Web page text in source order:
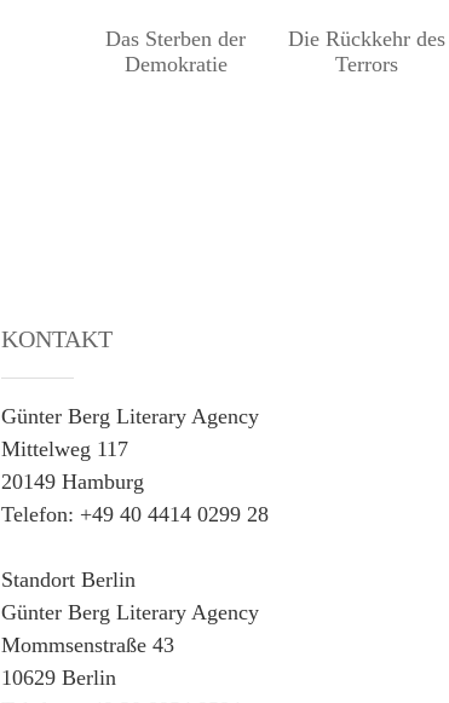
Das Sterben der
Demokratie
Die Rückkehr des
Terrors
KONTAKT
Günter Berg Literary Agency
Mittelweg 117
20149 Hamburg
Telefon: +49 40 4414 0299 28
Standort Berlin
Günter Berg Literary Agency
Mommsenstraße 43
10629 Berlin